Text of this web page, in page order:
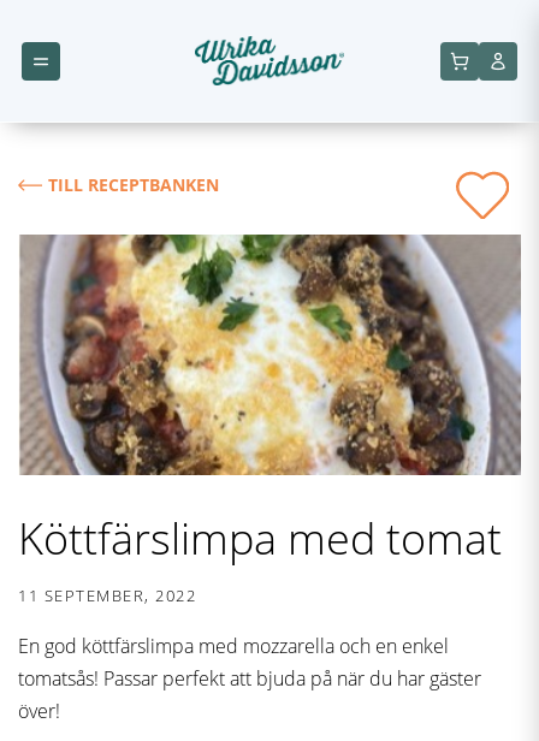
TILL RECEPTBANKEN
Köttfärslimpa med tomat
11 SEPTEMBER, 2022
En god köttfärslimpa med mozzarella och en enkel
tomatsås! Passar perfekt att bjuda på när du har gäster
över!